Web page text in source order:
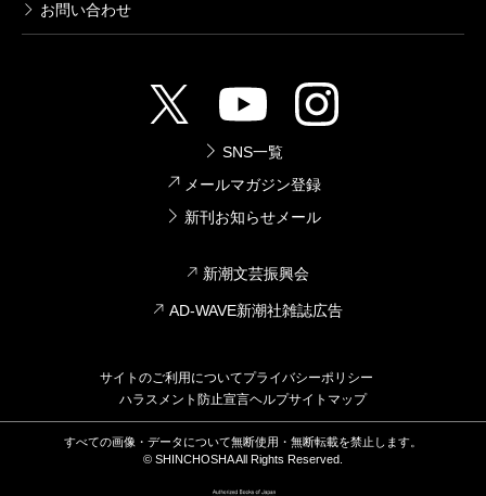
お問い合わせ
SNS一覧
メールマガジン登録
新刊お知らせメール
新潮文芸振興会
AD-WAVE新潮社雑誌広告
サイトのご利用についてプライバシーポリシー
ハラスメント防止宣言ヘルプサイトマップ
すべての画像・データについて無断使用・無断転載を禁止します。
© SHINCHOSHA All Rights Reserved.